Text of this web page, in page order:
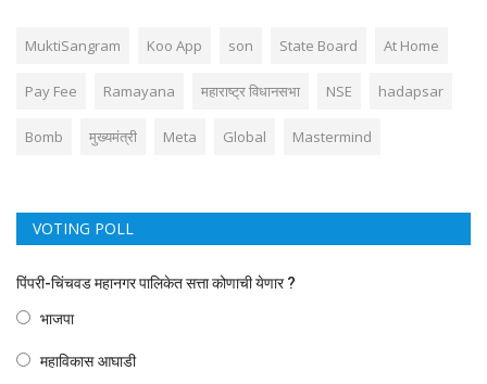
MuktiSangram Koo App son State Board At Home
Pay Fee Ramayana महाराष्ट्र विधानसभा NSE hadapsar
Bomb मुख्यमंत्री Meta Global Mastermind
VOTING POLL
पिंपरी-चिंचवड महानगर पालिकेत सत्ता कोणाची येणार ?
भाजपा
महाविकास आघाडी